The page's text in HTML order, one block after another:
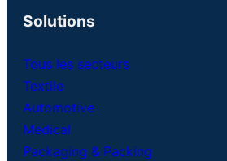
Solutions
Tous les secteurs
Textile
Automotive
Medical
Packaging & Packing